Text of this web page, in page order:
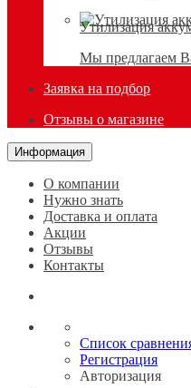
Утилизация
Мы предлагаем
Заявка на подбор
Отзывы о магазине
Информация
О компании
Нужно знать
Доставка и оплата
Акции
Отзывы
Контакты
Список
Регистрация
Авторизация